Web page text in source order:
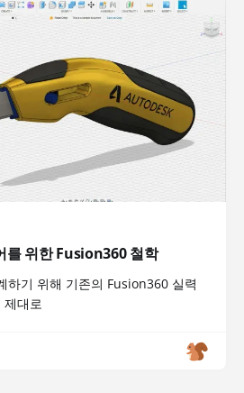
를 위한 Fusion360 철학
하기 위해 기존의 Fusion360 실력
제대로